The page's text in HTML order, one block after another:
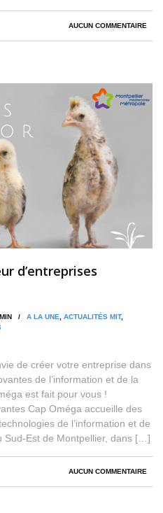
AUCUN COMMENTAIRE
d’entreprises
MIN / A LA UNE ACTUALITÉS MIT,
de créer votre entreprise dans
de l’information et de la
est fait pour vous !
Cap Oméga accueille des
de l’information et de
Sud-Est de Montpellier, dans […]
AUCUN COMMENTAIRE